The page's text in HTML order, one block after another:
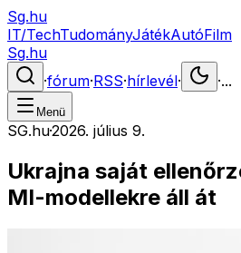
Sg.hu
IT/TechTudományJátékAutóFilm
Sg.hu
·fórum·RSS·hírlevél· ·...
Menü
SG.hu·2026. július 9.
Ukrajna saját
MI-modellekre áll át